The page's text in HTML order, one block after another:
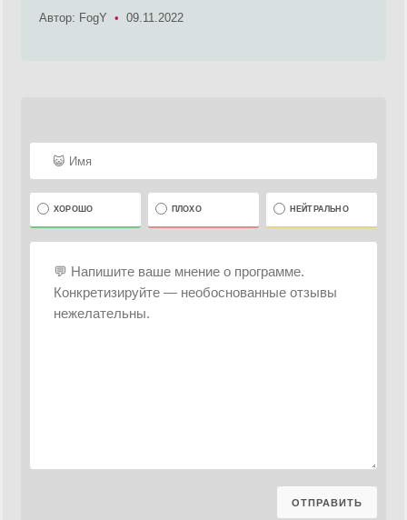
Автор: FogY • 09.11.2022
ХОРОШО ПЛОХО НЕЙТРАЛЬНО